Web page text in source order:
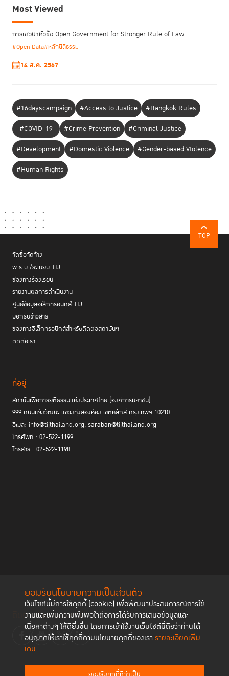
ยอมรับนโยบายความเป็นส่วนตัว
เว็บไซต์นี้มีการใช้คุกกี้ (cookie) เพื่อพัฒนาประสบการณ์การใช้
งานและเพิ่มความพึงพอใจต่อการได้รับการเสนอข้อมูลและ
เนื้อหาต่างๆ ให้ดียิ่งขึ้น โดยการเข้าใช้งานเว็บไซต์นี้ถือว่าท่านได้
อนุญาตให้เราใช้คุกกี้ตามนโยบายคุกกี้ของเรา รายละเอียดเพิ่ม
เติม
Most Viewed
การเสวนาหัวข้อ Open Government for Stronger Rule of Law
#Open Data#หลักนิติธรรม
14 ส.ค. 2567
#16dayscampaign #Access to Justice
#Bangkok Rules
#COVID-19
#Crime Prevention
#Criminal Justice
#Development
#Domestic Violence
#Gender-based VIolence
#Human Rights
TOP
จัดซื้อจัดจ้าง
พ.ร.บ./ระเบียบ TIJ
ช่องทางร้องเรียน
รายงานผลการดำเนินงาน
ศูนย์ข้อมูลอิเล็กทรอนิกส์ TIJ
บอกรับข่าวสาร
ช่องทางอิเล็กทรอนิกส์สำหรับติดต่อสถาบันฯ
ติดต่อเรา
ที่อยู่
สถาบันเพื่อการยุติธรรมแห่งประเทศไทย (องค์การมหาชน)
999 ถนนแจ้งวัฒนะ แขวงทุ่งสองห้อง เขตหลักสี่ กรุงเทพฯ 10210
อีเมล: info@tijthailand.org, saraban@tijthailand.org
โทรศัพท์ : 02-522-1199
โทรสาร : 02-522-1198
ติดตามช่องทาง social